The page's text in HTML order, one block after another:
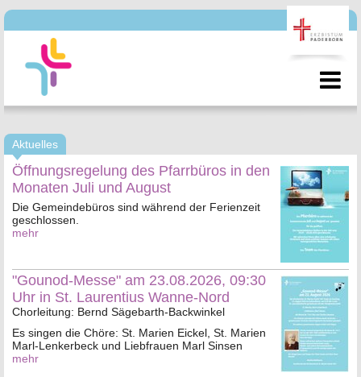
Aktuelles
Öffnungsregelung des Pfarrbüros in den
Monaten Juli und August
Die Gemeindebüros sind während der Ferienzeit
geschlossen.
mehr
"Gounod-Messe" am 23.08.2026, 09:30
Uhr in St. Laurentius Wanne-Nord
Chorleitung: Bernd Sägebarth-Backwinkel
Es singen die Chöre: St. Marien Eickel, St. Marien
Marl-Lenkerbeck und Liebfrauen Marl Sinsen
mehr